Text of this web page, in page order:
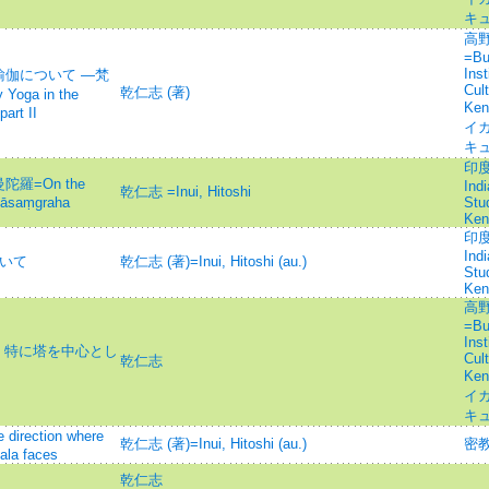
キ
伽について ―梵
Yoga in the
II
乾仁志 (著)
高
イ
キ
陀羅=On the
乾仁志 =Inui, Hitoshi
印
て 乾仁志 (著)=Inui, Hitoshi (au.)
印
に塔を中心とし
乾仁志
高
イ
キ
direction where
faces
乾仁志 (著)=Inui, Hitoshi (au.) 密
乾仁志